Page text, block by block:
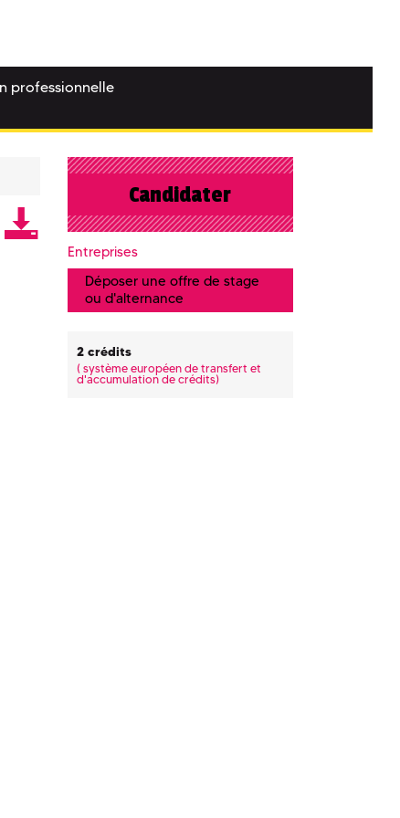
professionnelle
Candidater
Entreprises
Déposer une offre de stage
ou d'alternance
2 crédits
(système européen de transfert et
d'accumulation de crédits)